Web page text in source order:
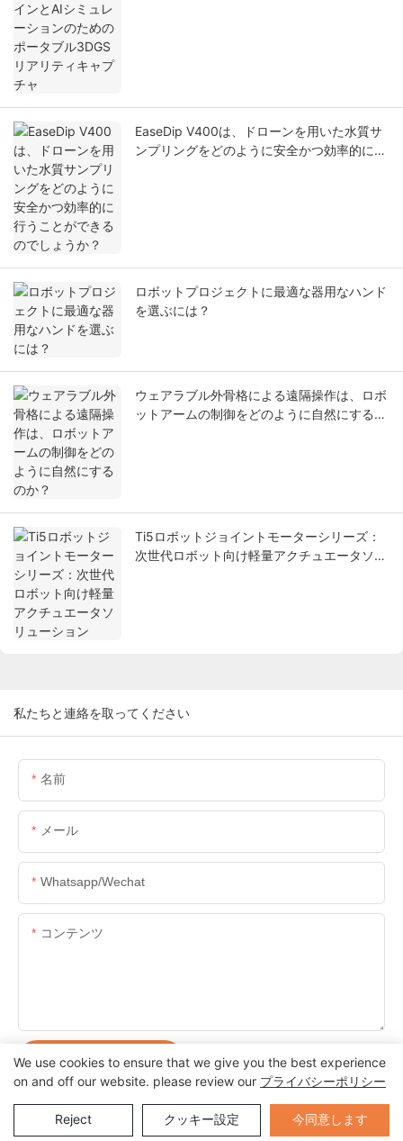
EaseDip V400は、ドローンを用いた水質サ
ンプリングをどのように安全かつ効率的に行
ロボットプロジェクトに最適な器用なハンド
を選ぶには？
ウェアラブル外骨格による遠隔操作は、ロボ
ットアームの制御をどのように自然にするの
Ti5ロボットジョイントモーターシリーズ：
次世代ロボット向け軽量アクチュエータソリ
私たちと連絡を取ってください
名前
メール
Whatsapp/wechat
コンテンツ
お問い合わせを送る
Send Inquiry
We use cookies to ensure that we give you the best experience
on and off our website. please review our プライバシーポリシー
Reject クッキー設定 今同意します